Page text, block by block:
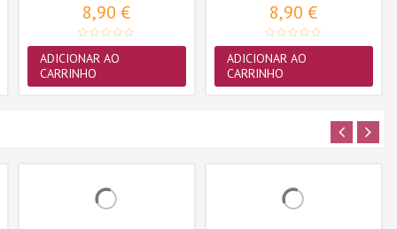
8,90 €
ADICIONAR AO
CARRINHO
8,90 €
ADICIONAR AO
CARRINHO